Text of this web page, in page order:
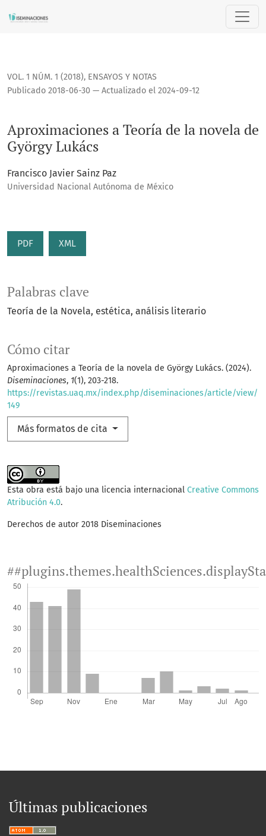
Aproximaciones a Teoría de la novela de György Lukács
VOL. 1 NÚM. 1 (2018), ENSAYOS Y NOTAS
Aproximaciones a Teoría de la novela de
György Lukács
Publicado 2018-06-30 — Actualizado el 2024-09-12
Francisco Javier Sainz Paz
Universidad Nacional Autónoma de México
PDF XML
Palabras clave
Teoría de la Novela estética análisis literario
Cómo citar
Aproximaciones a Teoría de la novela de György Lukács. (2024).
Diseminaciones, 1(1), 203-218.
https://revistas.uaq.mx/index.php/diseminaciones/article/view/
149
Más formatos de cita
Esta obra está bajo una licencia internacional Creative Commons
Atribución 4.0.
Derechos de autor 2018 Diseminaciones
Últimas publicaciones